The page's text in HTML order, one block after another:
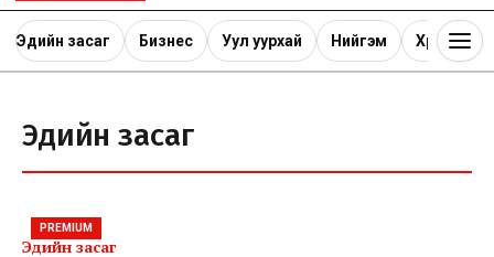
Эдийн засаг Бизнес Уул уурхай Нийгэм Хөрөнгө
Эдийн засаг
PREMIUM
Эдийн засаг